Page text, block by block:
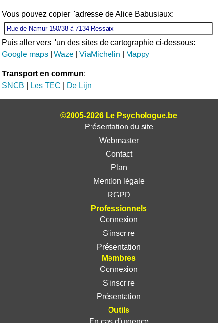
Vous pouvez copier l'adresse de Alice Babusiaux:
Puis aller vers l'un des sites de cartographie ci-dessous:
Google maps |Waze |ViaMichelin Mappy
Transport en commun:
SNCB
Les TEC De Lijn
©2005-2026 Le Psychologue.be
Présentation du site
Webmaster
Contact
Plan
Mention légale
RGPD
Professionnels
Connexion
S'inscrire
Présentation
Membres
Connexion
S'inscrire
Présentation
Outils
En cas d'urgence